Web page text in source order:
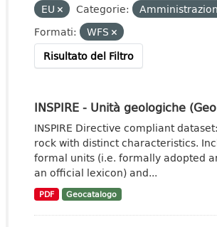
EU
Categorie:
Formati:
WFS
Risultato del Filtro
INSPIRE - Unità geologiche
INSPIRE Directive compliant
rock with distinct characteristics.
formal units (i.e. formally adopted
an official lexicon) and...
PDF Geocatalogo